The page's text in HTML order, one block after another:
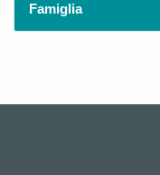
Famiglia